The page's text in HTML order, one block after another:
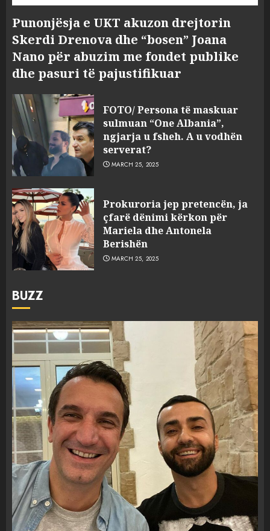
Punonjësja e UKT akuzon drejtorin
Skerdi Drenova dhe “bosen” Joana
Nano për abuzim me fondet publike
dhe pasuri të pajustifikuar
FOTO/ Persona të maskuar
sulmuan “One Albania”,
ngjarja u fsheh. A u vodhën
serverat?
MARCH 25, 2025
Prokuroria jep pretencën, ja
çfarë dënimi kërkon për
Mariela dhe Antonela
Berishën
MARCH 25, 2025
BUZZ